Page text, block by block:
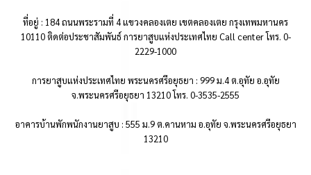
ที่อยู่ : 184 ถนนพระรามที่ 4 แขวงคลองเตย เขตคลองเตย กรุงเทพมหานคร
10110 ติดต่อประชาสัมพันธ์ การยาสูบแห่งประเทศไทย Call center โทร. 0-
2229-1000
การยาสูบแห่งประเทศไทย พระนครศรีอยุธยา : 999 ม.4 ต.อุทัย อ.อุทัย
จ.พระนครศรีอยุธยา 13210 โทร. 0-3535-2555
อาคารบ้านพักพนักงานยาสูบ : 555 ม.9 ต.คานหาม อ.อุทัย จ.พระนครศรีอยุธยา
13210